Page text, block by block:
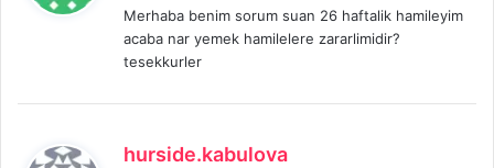
i
k
i
Merhaba benim sorum suan 26 haftalik hamileyim
acaba nar yemek hamilelere zararlimidir?
tesekkurler
hurside.kabulova